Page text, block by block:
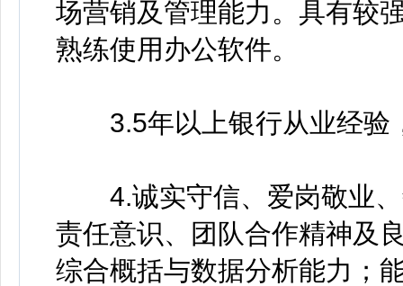
场营销及管理能力。具有较
熟练使用办公软件。
3.5年以上银行从业经验
4.诚实守信、爱岗敬业、
责任意识、团队合作精神及
综合概括与数据分析能力；